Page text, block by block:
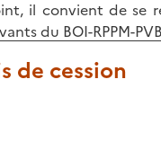
il convient de se
du BOI-RPPM-
de cession